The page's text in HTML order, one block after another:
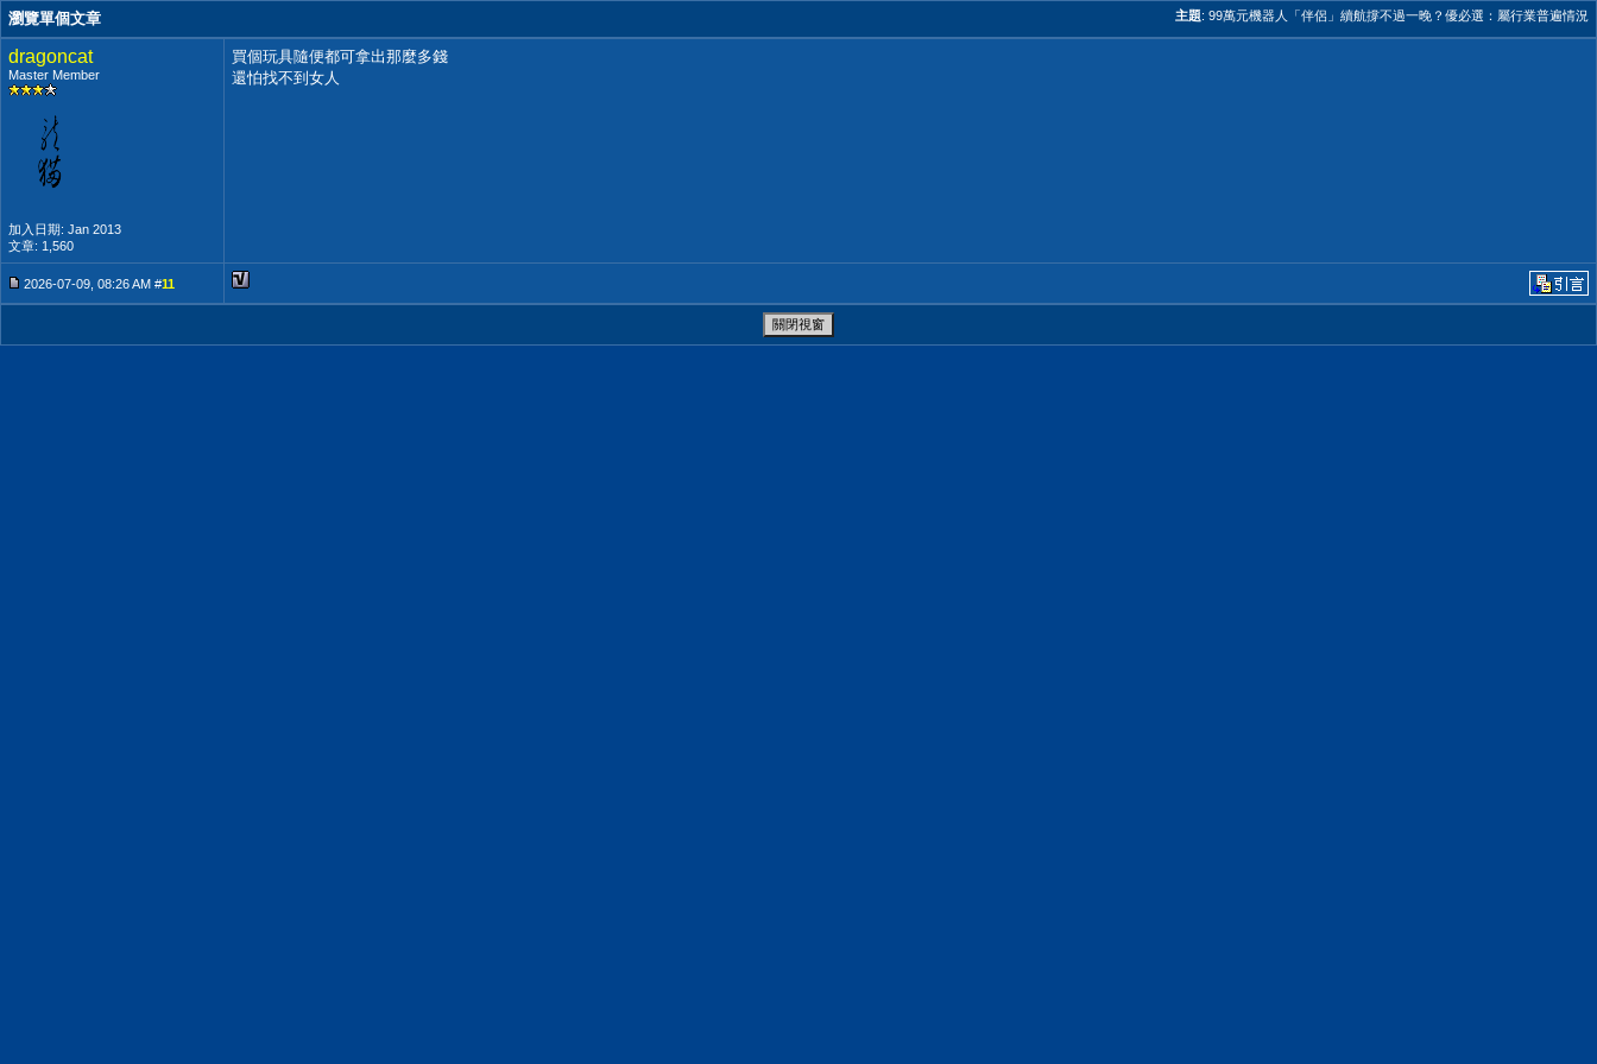
主題: 99萬元機器人「伴侶」續航撐不過一晚？優必選：屬行業普遍情況
瀏覽單個文章
dragoncat
Master Member
加入日期: Jan 2013
文章: 1,560
買個玩具隨便都可拿出那麼多錢
還怕找不到女人
2026-07-09, 08:26 AM #11